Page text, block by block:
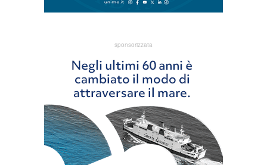
sponsorizzata